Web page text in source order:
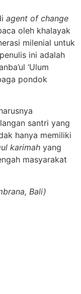
agent of change
oleh khalayak
milenial untuk
ini adalah
‘Ulum
pondok
santri yang
hanya memiliki
karimah yang
masyarakat
Bali)